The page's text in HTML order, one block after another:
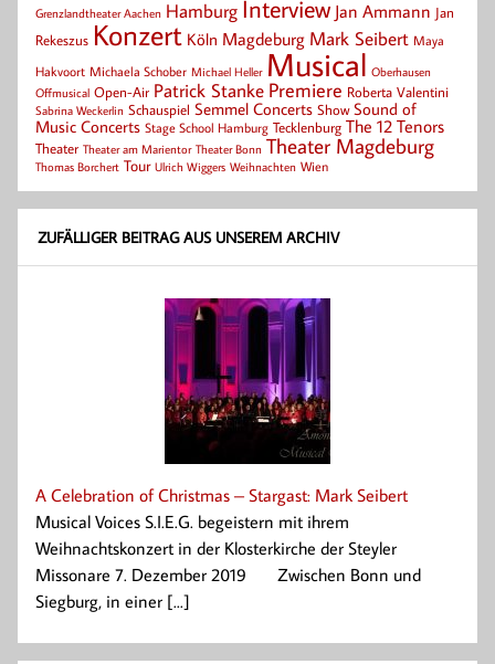
Grenzlandtheater Aachen Hamburg Interview Jan Ammann Jan
Rekeszus Konzert Köln Magdeburg Mark Seibert Maya
Hakvoort Michaela Schober Michael Heller Musical Oberhausen
Offmusical Open-Air Patrick Stanke Premiere Roberta Valentini
Sabrina Weckerlin Schauspiel Semmel Concerts Show Sound of
Music Concerts Stage School Hamburg Tecklenburg The 12 Tenors
Theater Theater am Marientor Theater Bonn Theater Magdeburg
Thomas Borchert Tour Ulrich Wiggers Weihnachten Wien
ZUFÄLLIGER BEITRAG AUS UNSEREM ARCHIV
A Celebration of Christmas – Stargast: Mark Seibert
Musical Voices S.I.E.G. begeistern mit ihrem
Weihnachtskonzert in der Klosterkirche der Steyler
Missonare 7. Dezember 2019 Zwischen Bonn und
Siegburg, in einer [...]